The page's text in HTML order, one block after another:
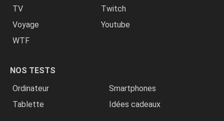
TV
Twitch
Voyage
Youtube
WTF
NOS TESTS
Ordinateur
Smartphones
Tablette
Idées cadeaux